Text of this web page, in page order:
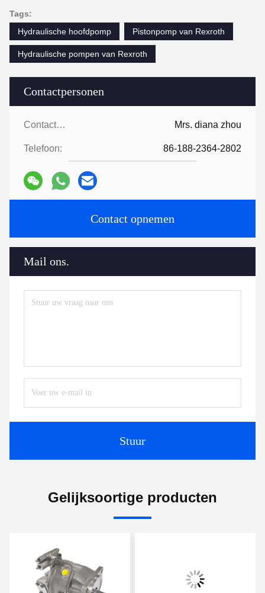
Contactpersonen
Contactpersonen: Mrs. diana zhou
Telefoon: 86-188-2364-2802
Contact opnemen
Mail ons.
Stuur
Tags:
Hydraulische hoofdpomp
Pistonpomp van Rexroth
Hydraulische pompen van Rexroth
Gelijksoortige producten